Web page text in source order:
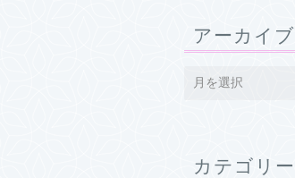
アーカイブ
カテゴリー